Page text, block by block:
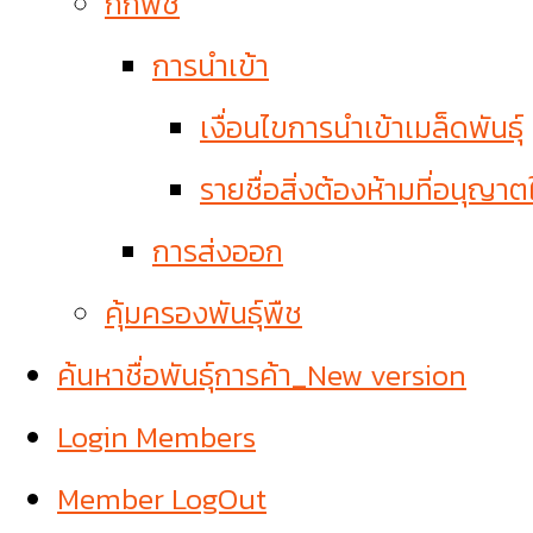
การนำเข้า
เงื่อนไขการนำเข้าเมล็ดพันธุ์
รายชื่อสิ่งต้องห้ามที่อนุญาต
การส่งออก
คุ้มครองพันธุ์พืช
ค้นหาชื่อพันธุ์การค้า_New version
Login Members
Member LogOut